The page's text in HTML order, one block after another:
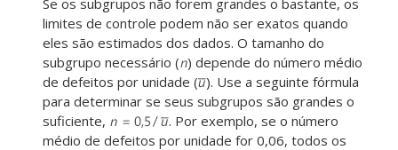
Se os subgrupos não forem grandes o bastante, os
limites de controle podem não ser exatos quando
eles são estimados dos dados. O tamanho do
subgrupo necessário ( ) depende do número médio
de defeitos por unidade ( ). Use a seguinte fórmula
para determinar se seus subgrupos são grandes o
suficiente,
. Por exemplo, se o número
médio de defeitos por unidade for 0,06, todos os